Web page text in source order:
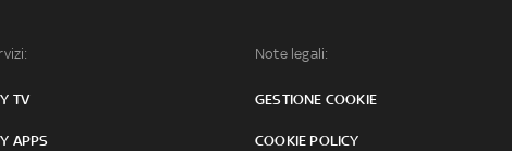
TV
APPS
Note legali:
GESTIONE COOKIE
COOKIE POLICY